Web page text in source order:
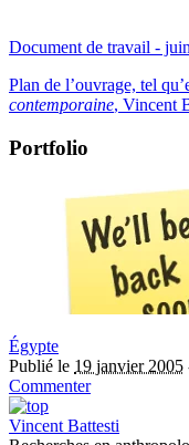
Document de travail -
Plan de l’ouvrage, tel
contemporaine, Vincent
Portfolio
Égypte
Publié le 19 janvier 2005
Commenter
Vincent Battesti